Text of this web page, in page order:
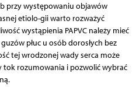
przy występowaniu objawów
etiolo-gii warto rozważyć
wystąpienia PAPVC należy mieć
płuc u osób dorosłych bez
tej wrodzonej wady serca może
tok rozumowania i pozwolić wybrać